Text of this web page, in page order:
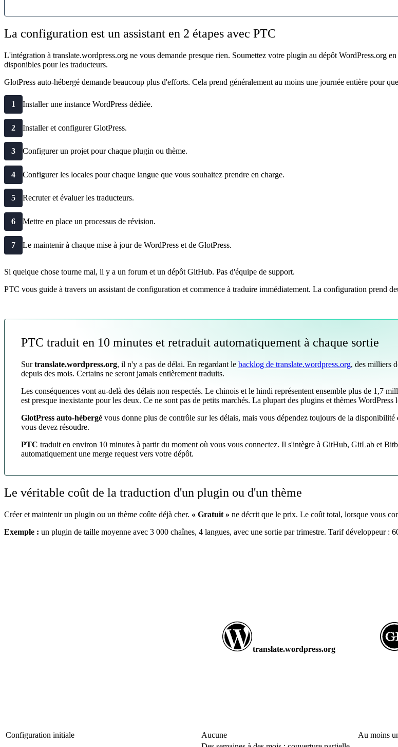
La configuration est un assistant en 2 étapes avec PTC
L'intégration à translate.wordpress.org ne vous demande presque rien. Soumettez votre plugin au dépôt WordPress.org
disponibles pour les traducteurs.
GlotPress auto-hébergé demande beaucoup plus d'efforts. Cela prend généralement au moins une journée entière pour
1 Installer une instance WordPress dédiée.
2 Installer et configurer GlotPress.
3 Configurer un projet pour chaque plugin ou thème.
4 Configurer les locales pour chaque langue que vous souhaitez prendre en charge.
5 Recruter et évaluer les traducteurs.
6 Mettre en place un processus de révision.
7 Le maintenir à chaque mise à jour de WordPress et de GlotPress.
Si quelque chose tourne mal, il y a un forum et un dépôt GitHub. Pas d'équipe de support.
PTC vous guide à travers un assistant de configuration et commence à traduire immédiatement. La configuration prend
PTC traduit en 10 minutes et retraduit automatiquement à chaque sortie
Surtranslate.wordpress.org, il n'y a pas de délai. En regardant le backlog de translate.wordpress.org, des milliers
depuis des mois. Certains ne seront jamais entièrement traduits.
Les conséquences vont au-delà des délais non respectés. Le chinois et le hindi représentent ensemble plus de 1,7
est presque inexistante pour les deux. Ce ne sont pas de petits marchés. La plupart des plugins et thèmes WordPress
GlotPress auto-hébergé vous donne plus de contrôle sur les délais, mais vous dépendez toujours de la
vous devez résoudre.
PTC traduit en environ 10 minutes à partir du moment où vous vous connectez. Il s'intègre à GitHub, GitLab et
automatiquement une merge request vers votre dépôt.
Le véritable coût de la traduction d'un plugin ou d'un thème
Créer et maintenir un plugin ou un thème coûte déjà cher. « Gratuit » ne décrit que le prix. Le coût total, lorsque vous
Exemple : un plugin de taille moyenne avec 3 000 chaînes, 4 langues, avec une sortie par trimestre. Tarif développeur :
translate.wordpress.org
Configuration initiale
Aucune Au moins